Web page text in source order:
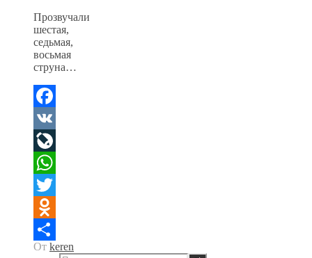
Прозвучали
шестая,
седьмая,
восьмая
струна…
Facebook
VK
LiveJournal
WhatsApp
Twitter
Odnoklassniki
Отправить
От keren